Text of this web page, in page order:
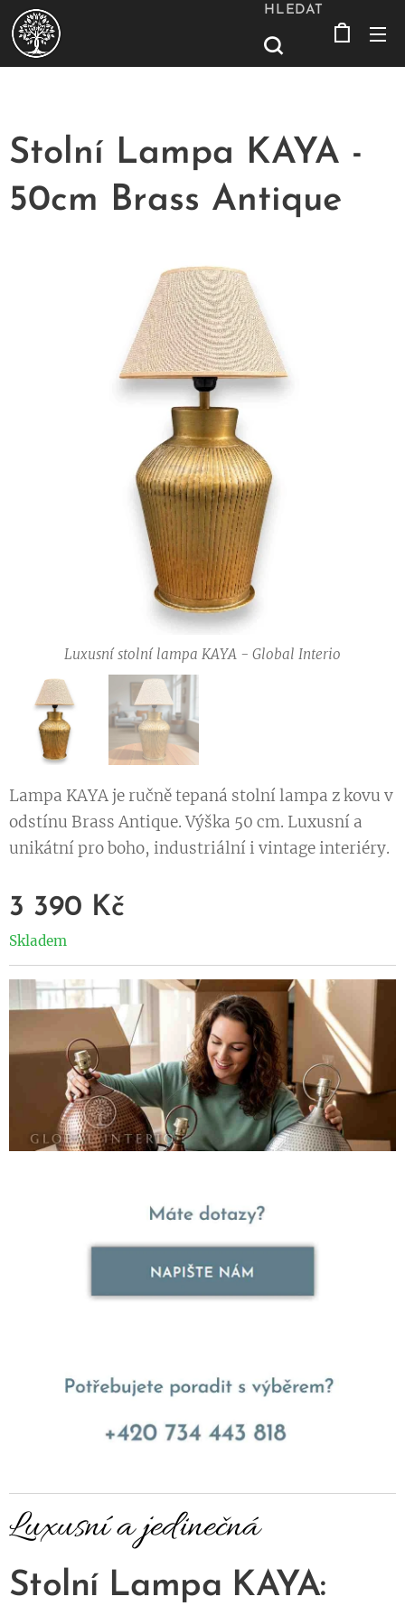
HLEDAT
Stolní Lampa KAYA -
50cm Brass Antique
Luxusní stolní lampa KAYA - Global Interio
Luxusní stolní lampa KAYA - Global Interio
Lampa KAYA je ručně tepaná stolní lampa z kovu v
odstínu Brass Antique. Výška 50 cm. Luxusní a
unikátní pro boho, industriální i vintage interiéry.
3 390 Kč
Skladem
Luxusní a jedinečná
Stolní Lampa KAYA: